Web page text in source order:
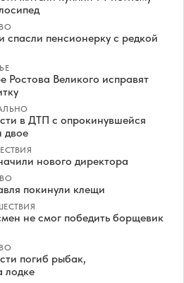
спасли пенсионерку с редкой
Ростова Великого исправят
в ДТП с опрокинувшейся
двое
нового директора
покинули клещи
не смог победить борщевик
погиб рыбак,
лодке